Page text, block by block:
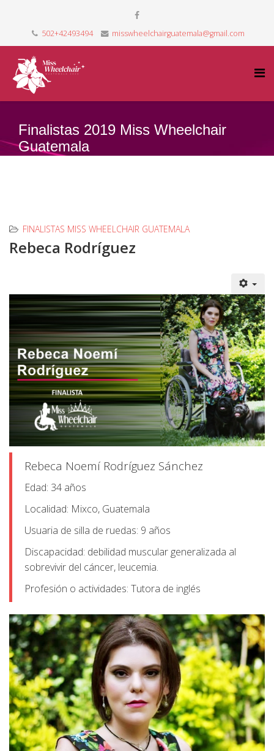
502+42493494 misswheelchairguatemala@gmail.com
Finalistas 2019 Miss Wheelchair
Guatemala
FINALISTAS MISS WHEELCHAIR GUATEMALA
Rebeca Rodríguez
Rebeca Noemí Rodríguez Sánchez
Edad: 34 años
Localidad: Mixco, Guatemala
Usuaria de silla de ruedas: 9 años
Discapacidad: debilidad muscular generalizada al
sobrevivir del cáncer, leucemia.
Profesión o actividades: Tutora de inglés